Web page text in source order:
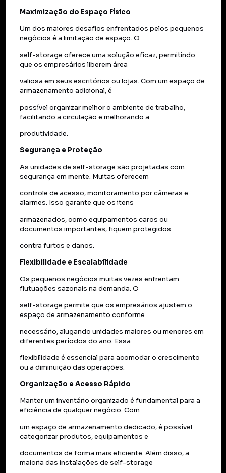
Maximização do Espaço Físico
Um dos maiores desafios enfrentados pelos pequenos
negócios é a limitação de espaço. O
self-storage oferece uma solução eficaz, permitindo
que os empresários liberem área
valiosa em seus escritórios ou lojas. Com um espaço de
armazenamento adicional, é
possível organizar melhor o ambiente de trabalho,
facilitando a circulação e melhorando a
produtividade.
Segurança e Proteção
As unidades de self-storage são projetadas com
segurança em mente. Muitas oferecem
controle de acesso, monitoramento por câmeras e
alarmes. Isso garante que os itens
armazenados, como equipamentos caros ou
documentos importantes, fiquem protegidos
contra furtos e danos.
Flexibilidade e Escalabilidade
Os pequenos negócios muitas vezes enfrentam
flutuações sazonais na demanda. O
self-storage permite que os empresários ajustem o
espaço de armazenamento conforme
necessário, alugando unidades maiores ou menores em
diferentes períodos do ano. Essa
flexibilidade é essencial para acomodar o crescimento
ou a diminuição das operações.
Organização e Acesso Rápido
Manter um inventário organizado é fundamental para a
eficiência de qualquer negócio. Com
um espaço de armazenamento dedicado, é possível
categorizar produtos, equipamentos e
documentos de forma mais eficiente. Além disso, a
maioria das instalações de self-storage